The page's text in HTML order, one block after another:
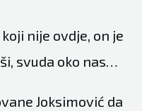
nije ovdje, on je
svuda oko nas…
Joksimović da